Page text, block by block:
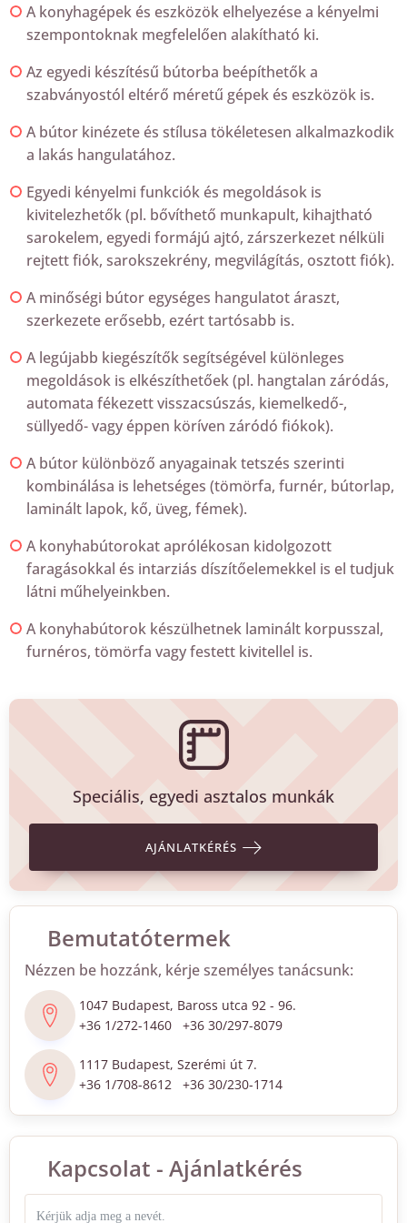
A konyhagépek és eszközök elhelyezése a kényelmi
szempontoknak megfelelően alakítható ki.
Az egyedi készítésű bútorba beépíthetők a
szabványostól eltérő méretű gépek és eszközök is.
A bútor kinézete és stílusa tökéletesen alkalmazkodik
a lakás hangulatához.
Egyedi kényelmi funkciók és megoldások is
kivitelezhetők (pl. bővíthető munkapult, kihajtható
sarokelem, egyedi formájú ajtó, zárszerkezet nélküli
rejtett fiók, sarokszekrény, megvilágítás, osztott fiók).
A minőségi bútor egységes hangulatot áraszt,
szerkezete erősebb, ezért tartósabb is.
A legújabb kiegészítők segítségével különleges
megoldások is elkészíthetőek (pl. hangtalan záródás,
automata fékezett visszacsúszás, kiemelkedő-,
süllyedő- vagy éppen köríven záródó fiókok).
A bútor különböző anyagainak tetszés szerinti
kombinálása is lehetséges (tömörfa, furnér, bútorlap,
laminált lapok, kő, üveg, fémek).
A konyhabútorokat aprólékosan kidolgozott
faragásokkal és intarziás díszítőelemekkel is el tudjuk
látni műhelyeinkben.
A konyhabútorok készülhetnek laminált korpusszal,
furnéros, tömörfa vagy festett kivitellel is.
Speciális, egyedi asztalos munkák
AJÁNLATKÉRÉS
Bemutatótermek
Nézzen be hozzánk, kérje személyes tanácsunk:
1047 Budapest, Baross utca 92 - 96.
+36 1/272-1460 +36 30/297-8079
1117 Budapest, Szerémi út 7.
+36 1/708-8612 +36 30/230-1714
Kapcsolat - Ajánlatkérés